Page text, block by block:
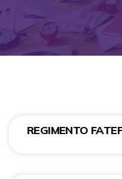
REGIMENTO